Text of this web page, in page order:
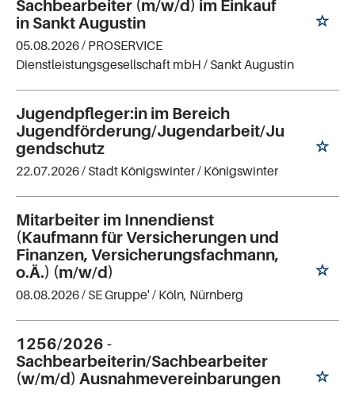
Sachbearbeiter (m/w/d) im Einkauf
in Sankt Augustin
05.08.2026 / PROSERVICE
Dienstleistungsgesellschaft mbH / Sankt Augustin
Jugendpfleger:in im Bereich
Jugendförderung/Jugendarbeit/Ju
gendschutz
22.07.2026 / Stadt Königswinter/ Königswinter
Mitarbeiter im Innendienst
(Kaufmann für Versicherungen und
Finanzen, Versicherungsfachmann,
o.Ä.) (m/w/d)
08.08.2026 / SE Gruppe' / Köln, Nürnberg
1256/2026 -
Sachbearbeiterin/Sachbearbeiter
(w/m/d) Ausnahmevereinbarungen